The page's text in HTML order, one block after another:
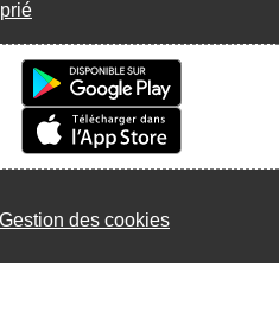
Gestion des cookies